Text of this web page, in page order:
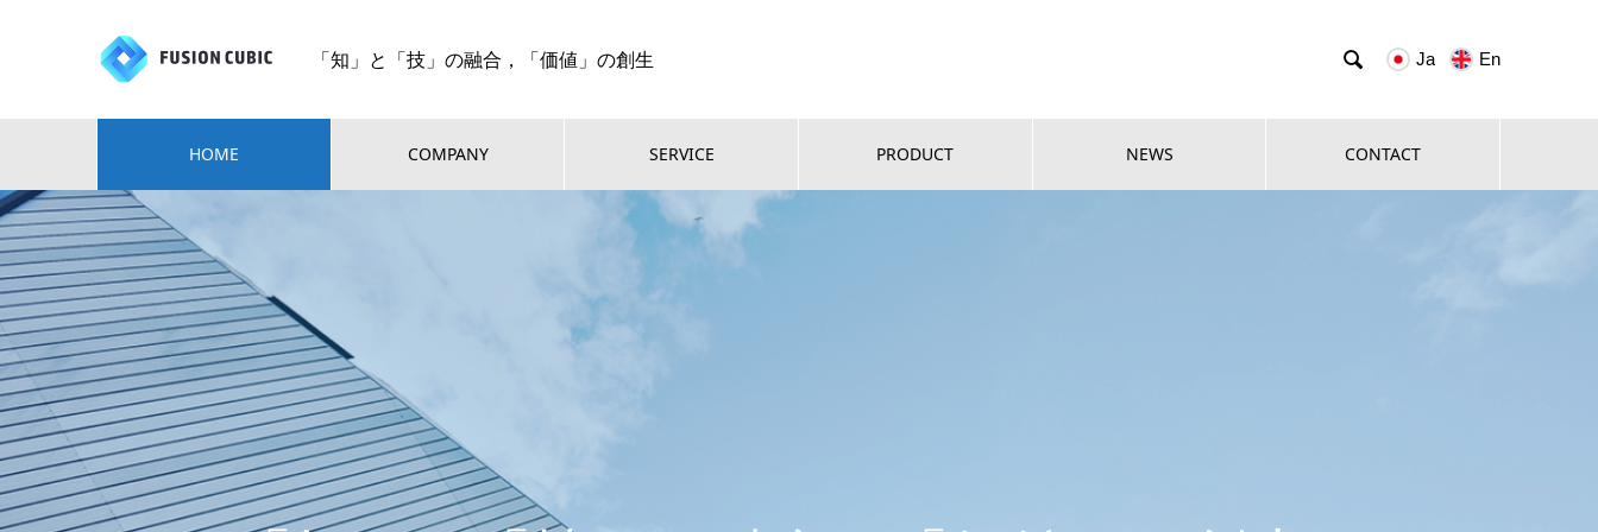
「知」と「技」の融合，「価値」の創生  Ja En
HOME COMPANY SERVICE PRODUCT NEWS CONTACT